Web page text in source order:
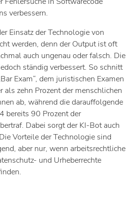
verbessern.
Einsatz der Technologie von
werden, denn der Output ist oft
auch ungenau oder falsch. Die
ständig verbessert. So schnitt
Exam“, dem juristischen Examen
als zehn Prozent der menschlichen
ab, während die darauffolgende
bereits 90 Prozent der
Dabei sorgt der KI-Bot auch
Vorteile der Technologie sind
aber nur, wenn arbeitsrechtliche
und Urheberrechte